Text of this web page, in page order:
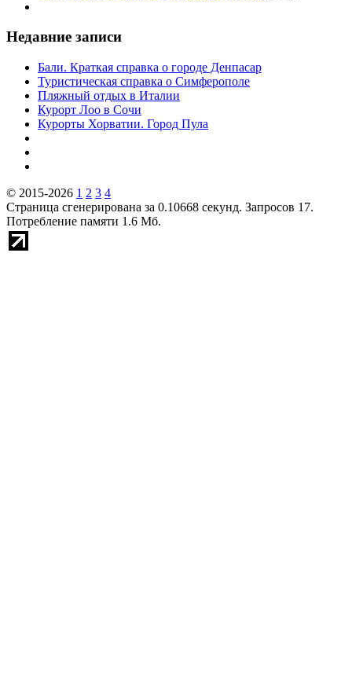
Недавние записи
Бали. Краткая справка о городе Денпасар
Туристическая справка о Симферополе
Пляжный отдых в Италии
Курорт Лоо в Сочи
Курорты Хорватии. Город Пула
© 2015-2026 1 2 3 4
Страница сгенерирована за 0.10668 секунд. Запросов 17.
Потребление памяти 1.6 Мб.